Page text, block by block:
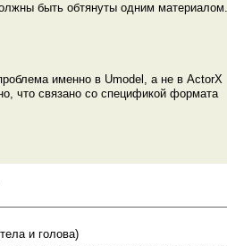
быть обтянуты одним материалом.
именно в Umodel, а не в ActorX
что связано со спецификой формата
и голова)